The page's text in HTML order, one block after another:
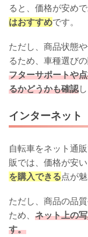
ると、価格が安め
はおすすめです。
ただし、商品状態
るため、車種選び
フターサポートや
るかどうかも確認
インターネット
自転車をネット通
販では、価格が安い
を購入できる点が
ただし、商品の品
ため、 ネット上の
す。